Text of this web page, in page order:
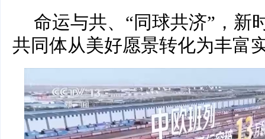
命运与共、“同球共济”，新
共同体从美好愿景转化为丰富